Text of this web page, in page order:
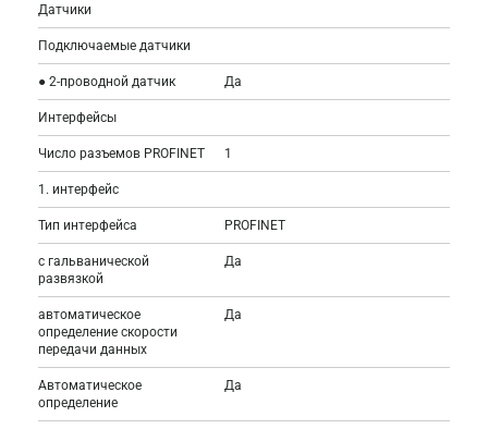
Датчики
Подключаемые датчики
● 2-проводной датчик Да
Интерфейсы
Число разъемов PROFINET 1
1. интерфейс
Тип интерфейса PROFINET
с гальванической
развязкой
Да
автоматическое
определение скорости
передачи данных
Да
Автоматическое
определение
Да